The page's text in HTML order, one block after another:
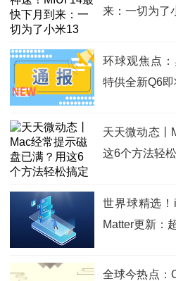
来：一切为了
环球观焦点
特供全新Q6
天天微动态丨
这6个方法轻
世界球精选
Matter更新：
全球今热点：